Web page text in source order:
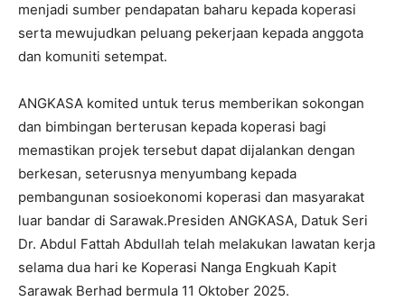
menjadi sumber pendapatan baharu kepada koperasi
serta mewujudkan peluang pekerjaan kepada anggota
dan komuniti setempat.
ANGKASA komited untuk terus memberikan sokongan
dan bimbingan berterusan kepada koperasi bagi
memastikan projek tersebut dapat dijalankan dengan
berkesan, seterusnya menyumbang kepada
pembangunan sosioekonomi koperasi dan masyarakat
luar bandar di Sarawak.Presiden ANGKASA, Datuk Seri
Dr. Abdul Fattah Abdullah telah melakukan lawatan kerja
selama dua hari ke Koperasi Nanga Engkuah Kapit
Sarawak Berhad bermula 11 Oktober 2025.